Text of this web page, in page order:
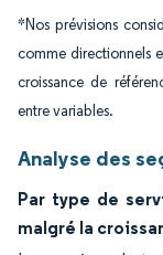
*Nos prévisions
comme directionnels
croissance de
entre variables.
Analyse des
Par type de
malgré la